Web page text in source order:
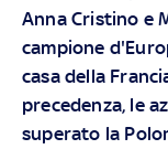
Anna Cristino e
campione
casa della
precedenza, le
superato la